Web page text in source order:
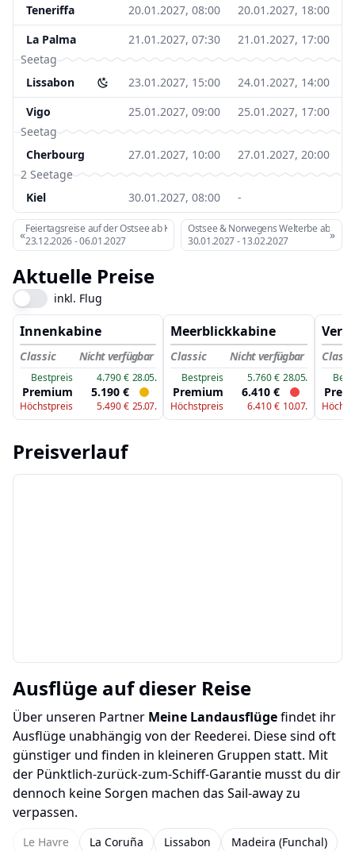
Teneriffa
20.01.2027, 08:00
20.01.2027, 18:00
La Palma
21.01.2027, 07:30
21.01.2027, 17:00
Seetag
Lissabon
23.01.2027, 15:00
24.01.2027, 14:00
Vigo
25.01.2027, 09:00
25.01.2027, 17:00
Seetag
Cherbourg
27.01.2027, 10:00
27.01.2027, 20:00
2 Seetage
Kiel
30.01.2027, 08:00 -
«Feiertagsreise auf der Ostsee ab Kiel
23.12.2026-06.01.2027
Ostsee & Norwegens Welterbe ab Kiel 1
30.01.2027-13.02.2027 »
Aktuelle Preise
inkl. Flug
Innenkabine
Classic Nicht verfügbar
Bestpreis 4.790€ 28.05.
Premium 5.190€
Höchstpreis 5.490€ 25.07.
Meerblickkabine
Classic Nicht verfügbar
Bestpreis 5.760€ 28.05.
Premium 6.410 €
Höchstpreis 6.410€ 10.07.
Preisverlauf
Ausflüge auf dieser Reise
Über unseren Partner Meine Landausflügefindet ihr
Ausflüge unabhängig von der Reederei. Diese sind oft
günstiger und finden in kleineren Gruppen statt. Mit
der Pünktlich-zurück-zum-Schiff-Garantie musst du dir
dennoch keine Sorgen machen das Sail-away zu
verpassen.
Le Havre La Coruña Lissabon
Madeira (Funchal)